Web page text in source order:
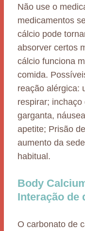
Não use o
medicamentos
cálcio pode
absorver certos
cálcio funciona
comida.
reação alérgica:
respirar;
garganta,
apetite; Prisão
aumento da
habitual.
Body
Interação de
O carbonato de